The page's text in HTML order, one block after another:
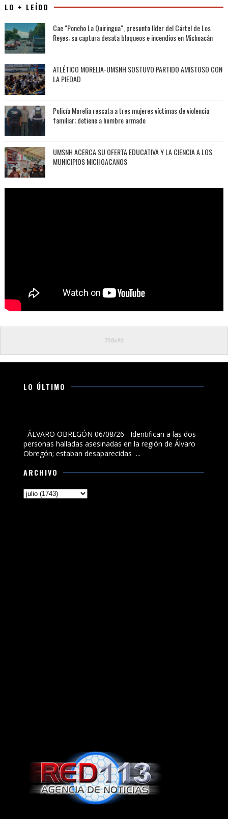
LO + LEÍDO
Cae "Poncho La Quiringua", presunto líder del Cártel de Los
Reyes; su captura desata bloqueos e incendios en Michoacán
ATLÉTICO MORELIA-UMSNH SOSTUVO PARTIDO AMISTOSO CON
LA PIEDAD
Policía Morelia rescata a tres mujeres víctimas de violencia
familiar; detiene a hombre armado
UMSNH ACERCA SU OFERTA EDUCATIVA Y LA CIENCIA A LOS
MUNICIPIOS MICHOACANOS
LO ÚLTIMO
ÁLVARO OBREGÓN 06/08/26 Identifican a las dos
personas halladas asesinadas en la región de Álvaro
Obregón; estaban desaparecidas ...
ARCHIVO